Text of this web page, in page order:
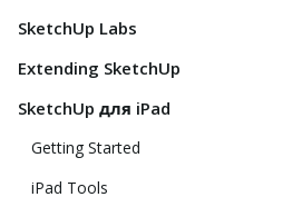
SketchUp Labs
Extending SketchUp
SketchUp для iPad
Getting Started
iPad Tools